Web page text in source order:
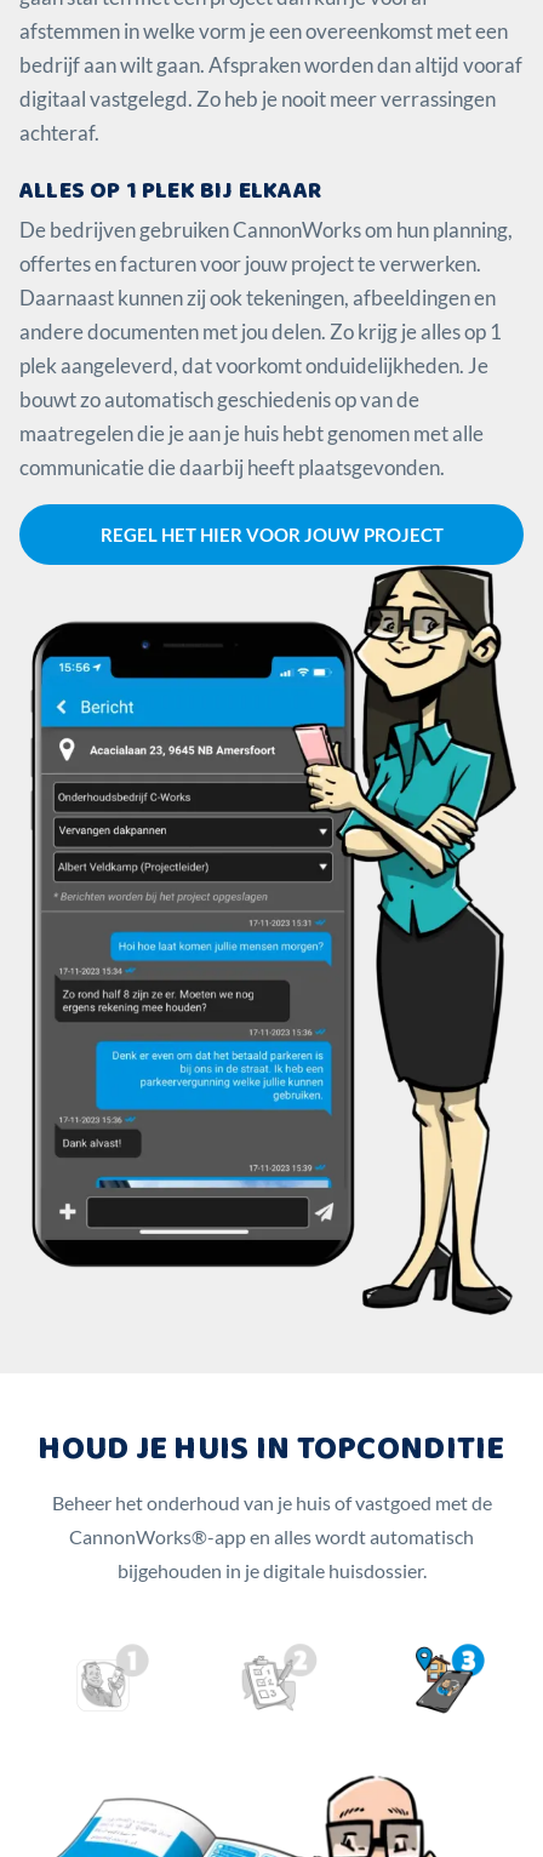
afstemmen in welke vorm je een overeenkomst met een
bedrijf aan wilt gaan. Afspraken worden dan altijd vooraf
digitaal vastgelegd. Zo heb je nooit meer verrassingen
achteraf.
ALLES OP 1 PLEK BIJ ELKAAR
De bedrijven gebruiken CannonWorks om hun planning,
offertes en facturen voor jouw project te verwerken.
Daarnaast kunnen zij ook tekeningen, afbeeldingen en
andere documenten met jou delen. Zo krijg je alles op 1
plek aangeleverd, dat voorkomt onduidelijkheden. Je
bouwt zo automatisch geschiedenis op van de
maatregelen die je aan je huis hebt genomen met alle
communicatie die daarbij heeft plaatsgevonden.
REGEL HET HIER VOOR JOUW PROJECT
HOUD JE HUIS IN TOPCONDITIE
Beheer het onderhoud van je huis of vastgoed met de
CannonWorks®-app en alles wordt automatisch
bijgehouden in je digitale huisdossier.